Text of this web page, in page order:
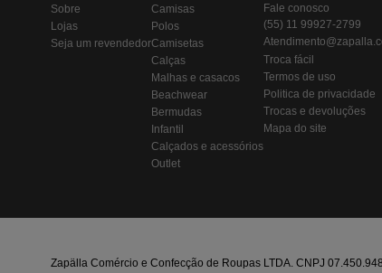
sobre
lojas
seja um revendedor
camisas
polos
camisetas
calças
malhas e casacos
beachwear
bermudas
infantil
calçados e acessórios
outlet
fale conosco
(55) 11 99927-2799
troca fácil
termos de uso
politica de privacidade
trocas e devoluções
mapa do site
Zapälla Comércio e Confecção de Roupas LTDA. CNPJ